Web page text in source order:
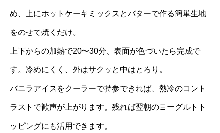
め、上にホットケーキミックスとバターで作る簡単生地
をのせて焼くだけ。
上下からの加熱で20〜30分、表面が色づいたら完成で
す。冷めにくく、外はサクッと中はとろり。
バニラアイスをクーラーで持参できれば、熱冷のコント
ラストで歓声が上がります。残れば翌朝のヨーグルトト
ッピングにも活用できます。